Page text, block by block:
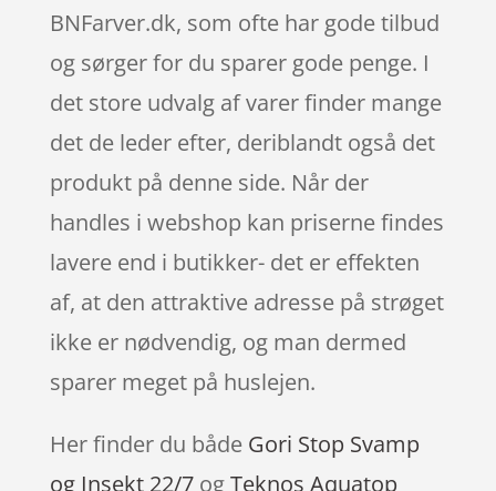
BNFarver.dk, som ofte har gode tilbud
og sørger for du sparer gode penge. I
det store udvalg af varer finder mange
det de leder efter, deriblandt også det
produkt på denne side. Når der
handles i webshop kan priserne findes
lavere end i butikker- det er effekten
af, at den attraktive adresse på strøget
ikke er nødvendig, og man dermed
sparer meget på huslejen.
Her finder du både Gori Stop Svamp
og Insekt 22/7ogTeknos Aquatop